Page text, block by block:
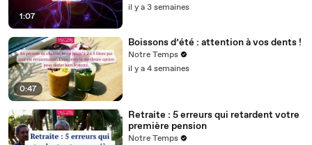
1:07
il y a 3 semaines
0:47
Boissons d’été : attention à vos dents !
Notre Temps
il y a 4 semaines
Retraite : 5 erreurs qui retardent votre
première pension
Notre Temps